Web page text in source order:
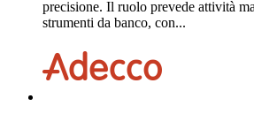
precisione. Il ruolo prevede attività
strumenti da banco, con...